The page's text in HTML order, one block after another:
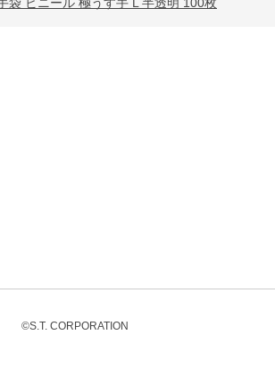
©S.T. CORPORATION